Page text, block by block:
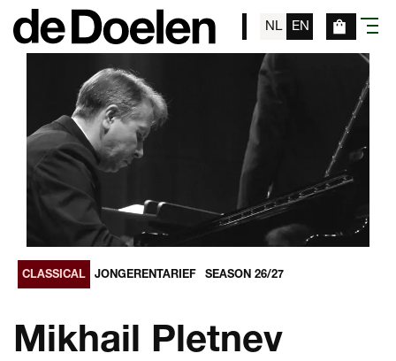
NL EN menu
CLASSICAL JONGERENTARIEF SEASON 26/27
Mikhail Pletnev